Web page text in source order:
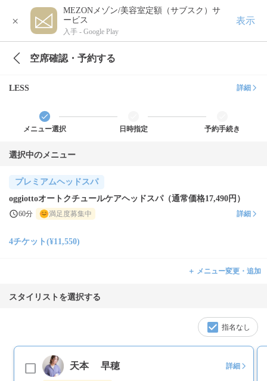
×
MEZONメゾン/美容室定額（サブスク）サ
ービス
入手 - Google Play
表示
空席確認・予約する
LESS 詳細
メニュー選択 日時指定 予約手続き
選択中のメニュー
プレミアムヘッドスパ
oggiottoオートクチュールケアヘッドスパ（通常価格17,490円）
60分 満足度募集中 詳細
4チケット(¥11,550)
＋ メニュー変更・追加
スタイリストを選択する
指名なし
天本 早穂 詳細